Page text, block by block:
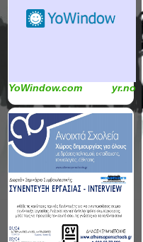
YoWindow.com yr.no